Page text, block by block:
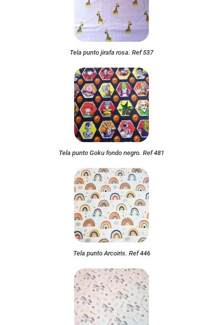
Tela punto jirafa rosa. Ref 537
Tela punto Goku fondo negro. Ref 481
Tela punto Arcoiris. Ref 446